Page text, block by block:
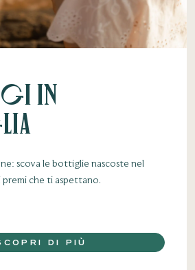
in
scova le bottiglie nascoste nel
che ti aspettano.
DI PIÙ